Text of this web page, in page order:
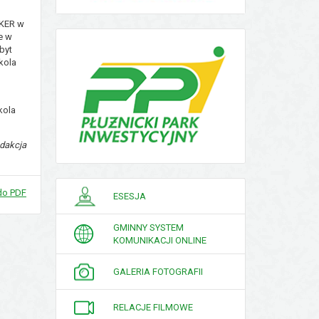
w
w
PDF
PORADNIK
INTERESANTA
ESESJA
GMINNY SYSTEM
KOMUNIKACJI ONLINE
GALERIA FOTOGRAFII
RELACJE FILMOWE